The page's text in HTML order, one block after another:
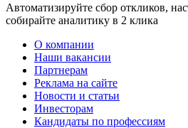
Автоматизируйте сбор откликов,
собирайте аналитику в 2 клика
О компании
Наши вакансии
Партнерам
Реклама на сайте
Новости и статьи
Инвесторам
Кандидаты по профессиям